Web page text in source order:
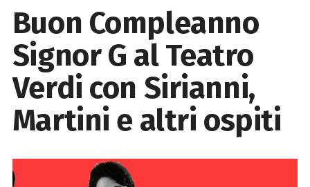
Buon Compleanno
Signor G al Teatro
Verdi con Sirianni,
Martini e altri ospiti